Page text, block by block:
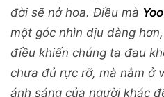
đời sẽ nở hoa. Điều mà
một góc nhìn dịu dàng
điều khiến chúng ta đau
chưa đủ rực rỡ, mà nằm ở
ánh sáng của người khác